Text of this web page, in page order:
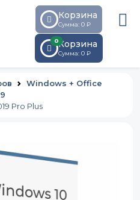
Корзина
Сумма: 0 ₽
0Корзина
Сумма: 0 ₽
Windows + Office
Pro Plus